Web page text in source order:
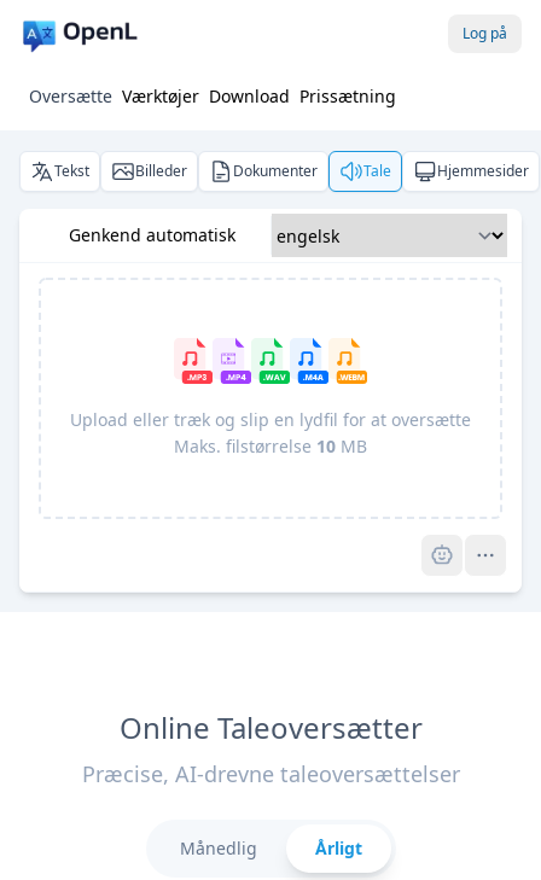
Log på
Oversætte Værktøjer Download Prissætning
Tekst Billeder Dokumenter Tale Hjemmesider
Genkend automatisk
Upload eller træk og slip en lydfil for at oversætte
Maks. filstørrelse 10 MB
Online Taleoversætter
Præcise, AI-drevne taleoversættelser
Månedlig Årligt